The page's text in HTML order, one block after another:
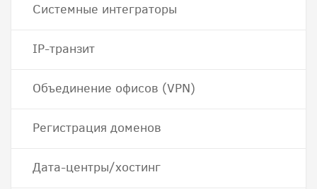
Системные интеграторы
IP-транзит
Объединение офисов (VPN)
Регистрация доменов
Дата-центры/хостинг